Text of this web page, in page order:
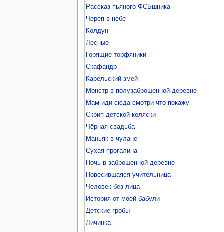
Рассказ пьяного ФСБшника
Череп в небе
Колдун
Лесные
Горящие торфяники
Скафандр
Карельский змей
Монстр в полузаброшенной деревне
Мам иди сюда смотри что покажу
Скрип детской коляски
Чёрная свадьба
Маньяк в чулане
Сухая прогалина
Ночь в заброшенной деревне
Повесившаяся учительница
Человек без лица
История от моей бабули
Детские гробы
Личинка